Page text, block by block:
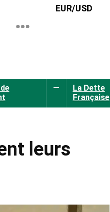
EUR/USD
—
La Dette
Française
leurs